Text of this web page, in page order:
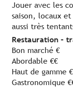
Jouer avec les
saison, locaux et
aussi très
Restauration –
Bon marché €
Abordable €€
Haut de gamme
Gastronomique